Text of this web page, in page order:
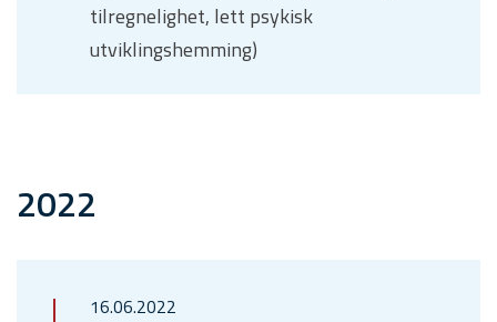
tilregnelighet, lett psykisk
utviklingshemming)
2022
16.06.2022